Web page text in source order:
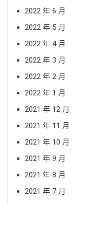
2022 年 6 月
2022 年 5 月
2022 年 4 月
2022 年 3 月
2022 年 2 月
2022 年 1 月
2021 年 12 月
2021 年 11 月
2021 年 10 月
2021 年 9 月
2021 年 8 月
2021 年 7 月